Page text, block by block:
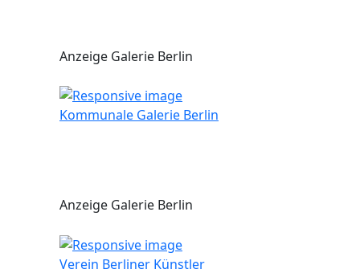
Anzeige Galerie Berlin
Kommunale Galerie Berlin
Anzeige Galerie Berlin
Verein Berliner Künstler